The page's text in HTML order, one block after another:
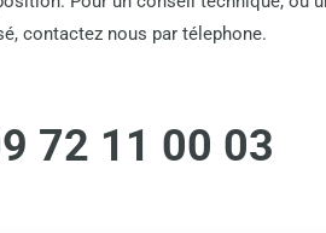
contactez nous par télephone.
72 11 00 03